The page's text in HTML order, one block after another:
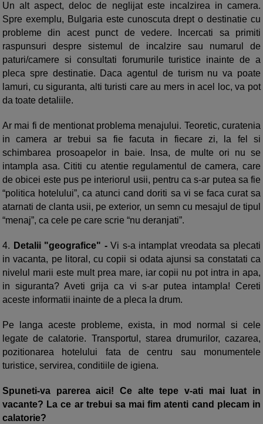
Un alt aspect, deloc de neglijat este incalzirea in camera.
Spre exemplu, Bulgaria este cunoscuta drept o destinatie cu
probleme din acest punct de vedere. Incercati sa primiti
raspunsuri despre sistemul de incalzire sau numarul de
paturi/camere si consultati forumurile turistice inainte de a
pleca spre destinatie. Daca agentul de turism nu va poate
lamuri, cu siguranta, alti turisti care au mers in acel loc, va pot
da toate detaliile.
Ar mai fi de mentionat problema menajului. Teoretic, curatenia
in camera ar trebui sa fie facuta in fiecare zi, la fel si
schimbarea prosoapelor in baie. Insa, de multe ori nu se
intampla asa. Cititi cu atentie regulamentul de camera, care
de obicei este pus pe interiorul usii, pentru ca s-ar putea sa fie
“politica hotelului”, ca atunci cand doriti sa vi se faca curat sa
atarnati de clanta usii, pe exterior, un semn cu mesajul de tipul
“menaj”, ca cele pe care scrie “nu deranjati”.
4. Detalii "geografice" -Vi s-a intamplat vreodata sa plecati
in vacanta, pe litoral, cu copii si odata ajunsi sa constatati ca
nivelul marii este mult prea mare, iar copii nu pot intra in apa,
in siguranta? Aveti grija ca vi s-ar putea intampla! Cereti
aceste informatii inainte de a pleca la drum.
Pe langa aceste probleme, exista, in mod normal si cele
legate de calatorie. Transportul, starea drumurilor, cazarea,
pozitionarea hotelului fata de centru sau monumentele
turistice, servirea, conditiile de igiena.
Spuneti-va parerea aici! Ce alte tepe v-ati mai luat in
vacante? La ce ar trebui sa mai fim atenti cand plecam in
calatorie?